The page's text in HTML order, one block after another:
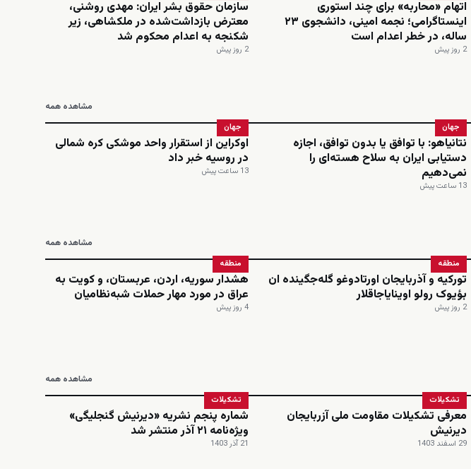
اتهام «محاربه» برای چند استوری
اینستاگرامی؛ نجمه امینی، دانشجوی ۲۳
ساله، در خطر اعدام است
2 روز پیش
سازمان حقوق بشر ایران: مهدی روشنی،
معترض بازداشت‌شده در ملکشاهی، زیر
شکنجه به اعدام محکوم شد
2 روز پیش
مشاهده همه
جهان
نتانیاهو: با توافق یا بدون توافق، اجازه
دستیابی ایران به سلاح هسته‌ای را
نمی‌دهیم
13 ساعت پیش
جهان
اوکراین از استقرار واحد موشکی کره شمالی
در روسیه خبر داد
13 ساعت پیش
مشاهده همه
منطقه
تورکیه و آذربایجان اورتادوغو گله‌جگینده ان
بؤیوک رولو اوینایاجاقلار
2 روز پیش
منطقه
هشدار سوریه، اردن، عربستان، و کویت به
عراق در مورد مهار حملات شبه‌نظامیان
4 روز پیش
مشاهده همه
تشکیلات
معرفی تشکیلات مقاومت ملی آزربایجان
دیرنیش
29 اسفند 1403
تشکیلات
شماره پنجم نشریه «دیرنیش گنجلیگی»
ویژه‌نامه ۲۱ آذر منتشر شد
21 آذر 1403